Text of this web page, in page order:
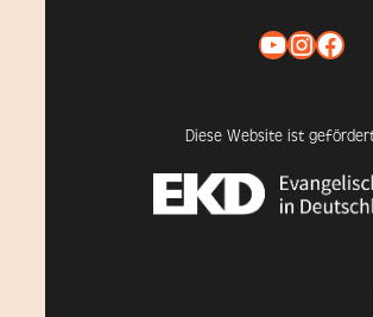
YouTube InstagramFacebook
Diese Website ist